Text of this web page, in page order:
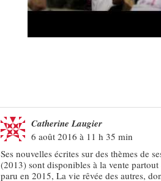
Catherine Laugier
6 août 2016 à 11 h 35 min
Ses nouvelles écrites sur des thèmes de
(2013) sont disponibles à la vente
paru en 2015, La vie rêvée des autres,